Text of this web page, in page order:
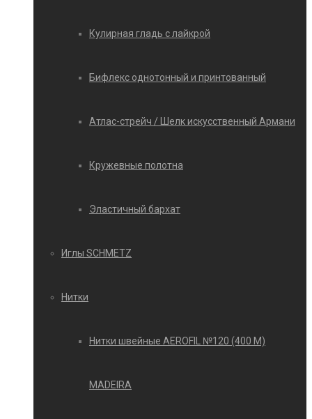
Кулирная гладь с лайкрой
Бифлекс однотонный и принтованный
Атлас-стрейч / Шелк искусственный Армани
Кружевные полотна
Эластичный бархат
Иглы SCHMETZ
Нитки
Нитки швейные AEROFIL №120 (400 М)
MADEIRA